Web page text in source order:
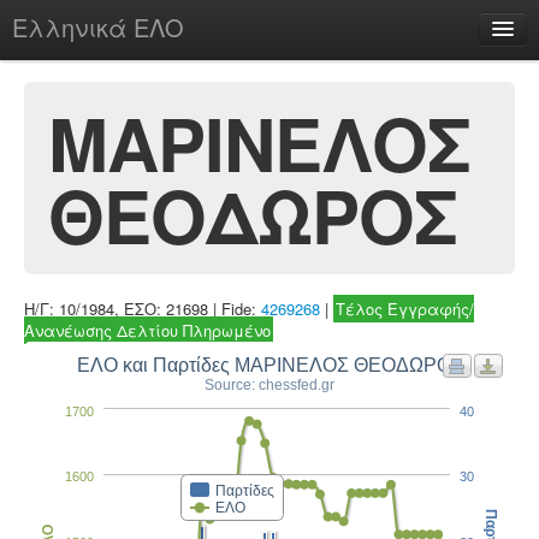
Ελληνικά ΕΛΟ
chesstu.be @ discord
Login
ΜΑΡΙΝΕΛΟΣ
ΘΕΟΔΩΡΟΣ
Η/Γ: 10/1984, ΕΣΟ: 21698 | Fide: 4269268 | Τέλος Εγγραφής/
Ανανέωσης Δελτίου Πληρωμένο
ΕΛΟ και Παρτίδες ΜΑΡΙΝΕΛΟΣ ΘΕΟΔΩΡΟΣ
Source: chessfed.gr
Παρτίδες
ΕΛΟ
1600
1700
30
40